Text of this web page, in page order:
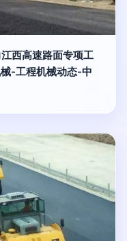
西高速路面专项工
-工程机械动态-中